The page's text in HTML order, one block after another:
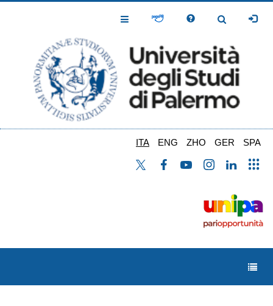
Toggle
Toggle
ITA ENG ZHO GER SPA